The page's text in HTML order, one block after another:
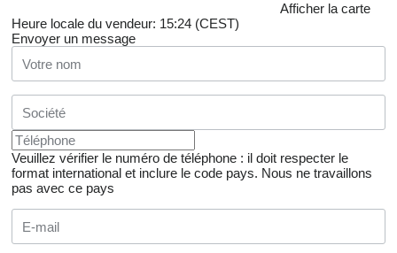
Afficher la carte
Heure locale du vendeur: 15:24 (CEST)
Envoyer un message
Veuillez vérifier le numéro de téléphone : il doit respecter le
format international et inclure le code pays. Nous ne travaillons
pas avec ce pays